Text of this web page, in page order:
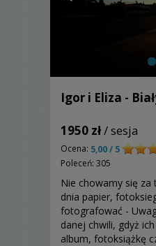
Igor i Eliza -
1950 zł/ sesja
Ocena: 5,00 / 5
Poleceń: 305
Nie chowamy się
dnia papier,
fotografować -
danej chwili, gdyż
album, fotoksiążkę